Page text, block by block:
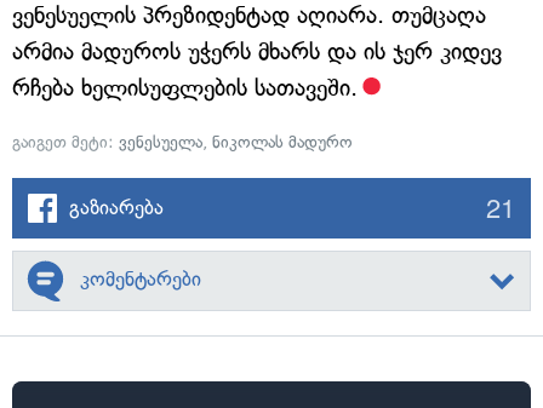
ვენესუელის პრეზიდენტად აღიარა. თუმცაღა
არმია მადუროს უჭერს მხარს და ის ჯერ კიდევ
რჩება ხელისუფლების სათავეში.
გაიგეთ მეტი: ვენესუელა, ნიკოლას მადურო
გაზიარება 21
კომენტარები